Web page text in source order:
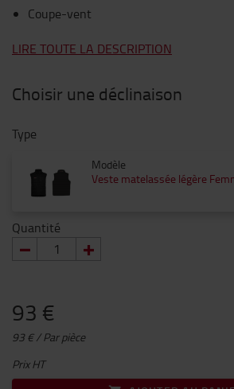
Coupe-vent
LIRE TOUTE LA DESCRIPTION
Choisir une déclinaison
Type
Modèle
Veste matelassée légère
Quantité
93 €
93 € / Par pièce
Prix HT